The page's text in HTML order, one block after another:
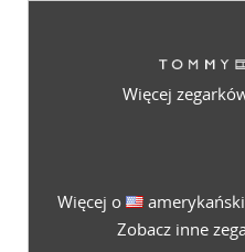
Więcej
Więcej o
Zobacz inne